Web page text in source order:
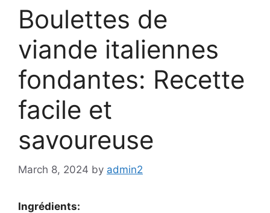
Boulettes de
viande italiennes
fondantes: Recette
facile et
savoureuse
March 8, 2024 by admin2
Ingrédients: